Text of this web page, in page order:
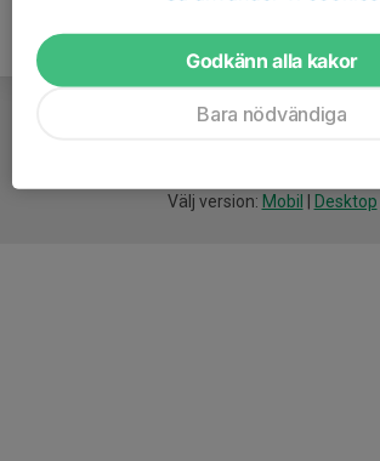
Välj version: Mobil Desktop
Godkänn alla kakor
Bara nödvändiga